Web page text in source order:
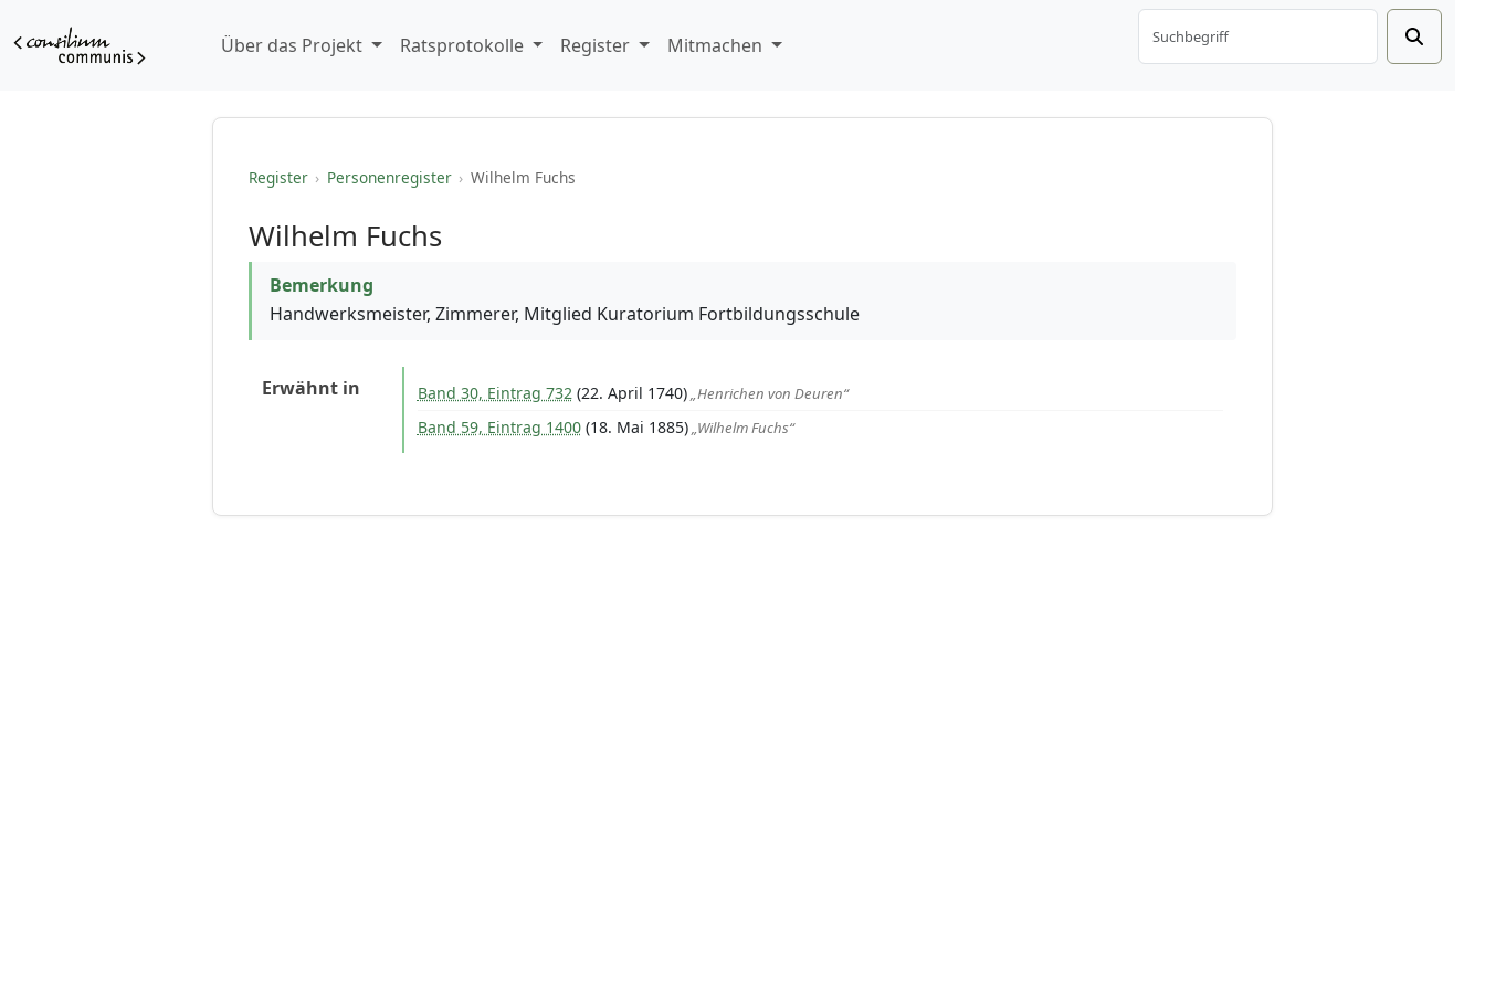
Über das Projekt Ratsprotokolle Register Mitmachen
Register › Personenregister › Wilhelm Fuchs
Wilhelm Fuchs
Bemerkung
Handwerksmeister, Zimmerer, Mitglied Kuratorium Fortbildungsschule
Erwähnt in Band 30, Eintrag 732 (22. April 1740)„Henrichen von Deuren“
Band 59, Eintrag 1400(18. Mai 1885)„Wilhelm Fuchs“